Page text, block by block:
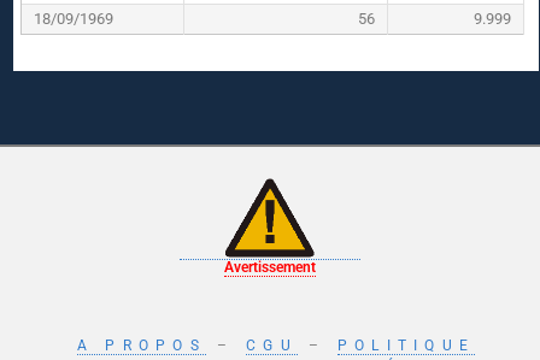
18/09/1969
56 9.999
Avertissement
A PROPOS – CGU –
POLITIQUE